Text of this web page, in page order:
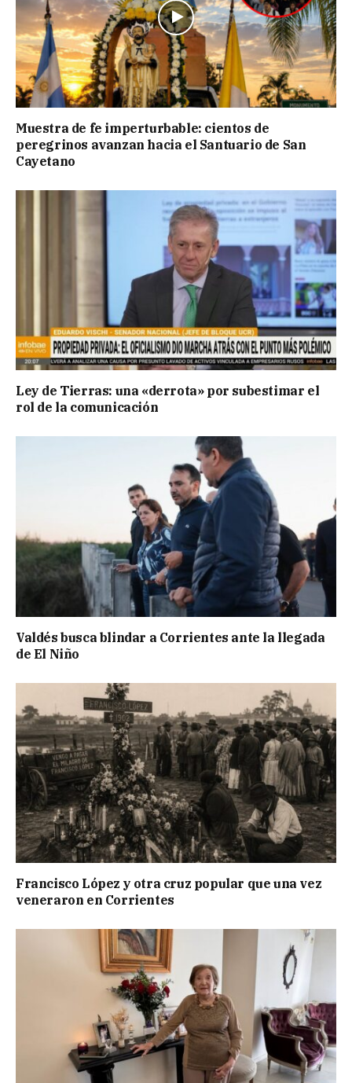
Muestra de fe imperturbable: cientos de
peregrinos avanzan hacia el Santuario de San
Cayetano
Ley de Tierras: una «derrota» por subestimar el
rol de la comunicación
Valdés busca blindar a Corrientes ante la llegada
de El Niño
Francisco López y otra cruz popular que una vez
veneraron en Corrientes